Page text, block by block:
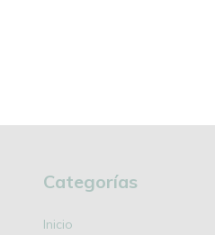
Categorías
Inicio